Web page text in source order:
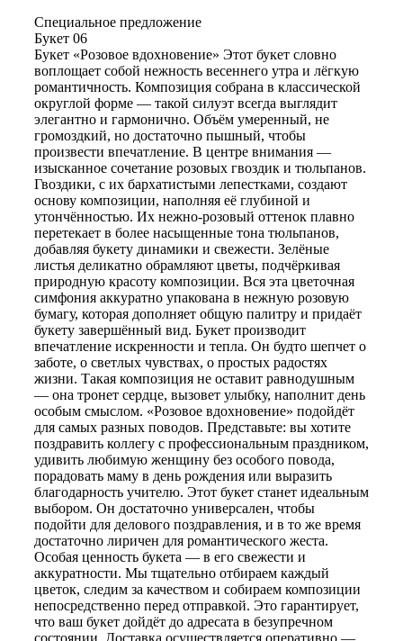
Специальное предложение
Букет 06
Букет «Розовое вдохновение» Этот букет словно
воплощает собой нежность весеннего утра и лёгкую
романтичность. Композиция собрана в классической
округлой форме — такой силуэт всегда выглядит
элегантно и гармонично. Объём умеренный, не
громоздкий, но достаточно пышный, чтобы
произвести впечатление. В центре внимания —
изысканное сочетание розовых гвоздик и тюльпанов.
Гвоздики, с их бархатистыми лепестками, создают
основу композиции, наполняя её глубиной и
утончённостью. Их нежно-розовый оттенок плавно
перетекает в более насыщенные тона тюльпанов,
добавляя букету динамики и свежести. Зелёные
листья деликатно обрамляют цветы, подчёркивая
природную красоту композиции. Вся эта цветочная
симфония аккуратно упакована в нежную розовую
бумагу, которая дополняет общую палитру и придаёт
букету завершённый вид. Букет производит
впечатление искренности и тепла. Он будто шепчет о
заботе, о светлых чувствах, о простых радостях
жизни. Такая композиция не оставит равнодушным
— она тронет сердце, вызовет улыбку, наполнит день
особым смыслом. «Розовое вдохновение» подойдёт
для самых разных поводов. Представьте: вы хотите
поздравить коллегу с профессиональным праздником,
удивить любимую женщину без особого повода,
порадовать маму в день рождения или выразить
благодарность учителю. Этот букет станет идеальным
выбором. Он достаточно универсален, чтобы
подойти для делового поздравления, и в то же время
достаточно лиричен для романтического жеста.
Особая ценность букета — в его свежести и
аккуратности. Мы тщательно отбираем каждый
цветок, следим за качеством и собираем композиции
непосредственно перед отправкой. Это гарантирует,
что ваш букет дойдёт до адресата в безупречном
состоянии. Доставка осуществляется оперативно —